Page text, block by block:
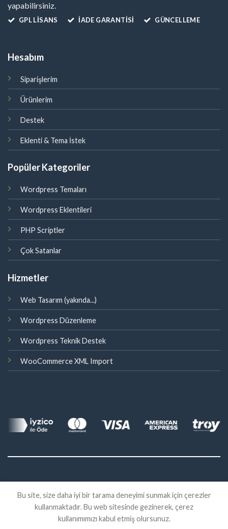
yapabilirsiniz.
GPL LISANS İADE GARANTİSİ GÜNCELLEME
Hesabım
Siparişlerim
Ürünlerim
Destek
Eklenti & Tema İstek
Popüler Kategoriler
Wordpress Temaları
Wordpress Eklentileri
PHP Scriptler
Çok Satanlar
Hizmetler
Web Tasarım (yakında...)
Wordpress Düzenleme
Wordpress Teknik Destek
WooCommerce XML Import
2026 Eklenti Market
İADE SATIŞ SÖZLEŞMESI KVKK
Bu site, size daha iyi bir tarama deneyimi sunmak için çerezler
kullanmaktadır. Bu web sitesinde gezinerek, çerez
kullanımımızı kabul etmiş olursunuz.